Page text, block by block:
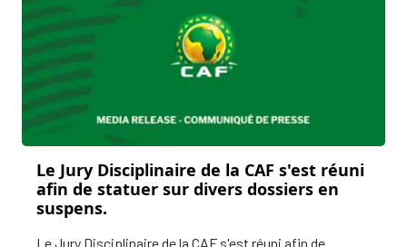
Le Jury Disciplinaire de la CAF s'est réuni
afin de statuer sur divers dossiers en
suspens.
Le Jury Disciplinaire de la CAF s'est réuni afin de